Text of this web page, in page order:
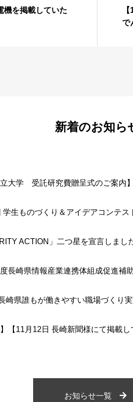
機を掲載していた
で
新着のお知ら
立大学 受託研究費贈呈式のご案内】
学生ものづくり＆アイデアコンテス
ACTION」二つ星を宣言しまし
長崎県情報産業連携体組成促進補
崎県誰もが働きやすい職場づくり
】【11月12日 長崎新聞様にて掲載し
お知らせ一覧